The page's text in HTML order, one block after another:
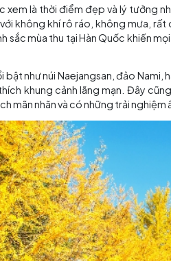
Du khách đi du